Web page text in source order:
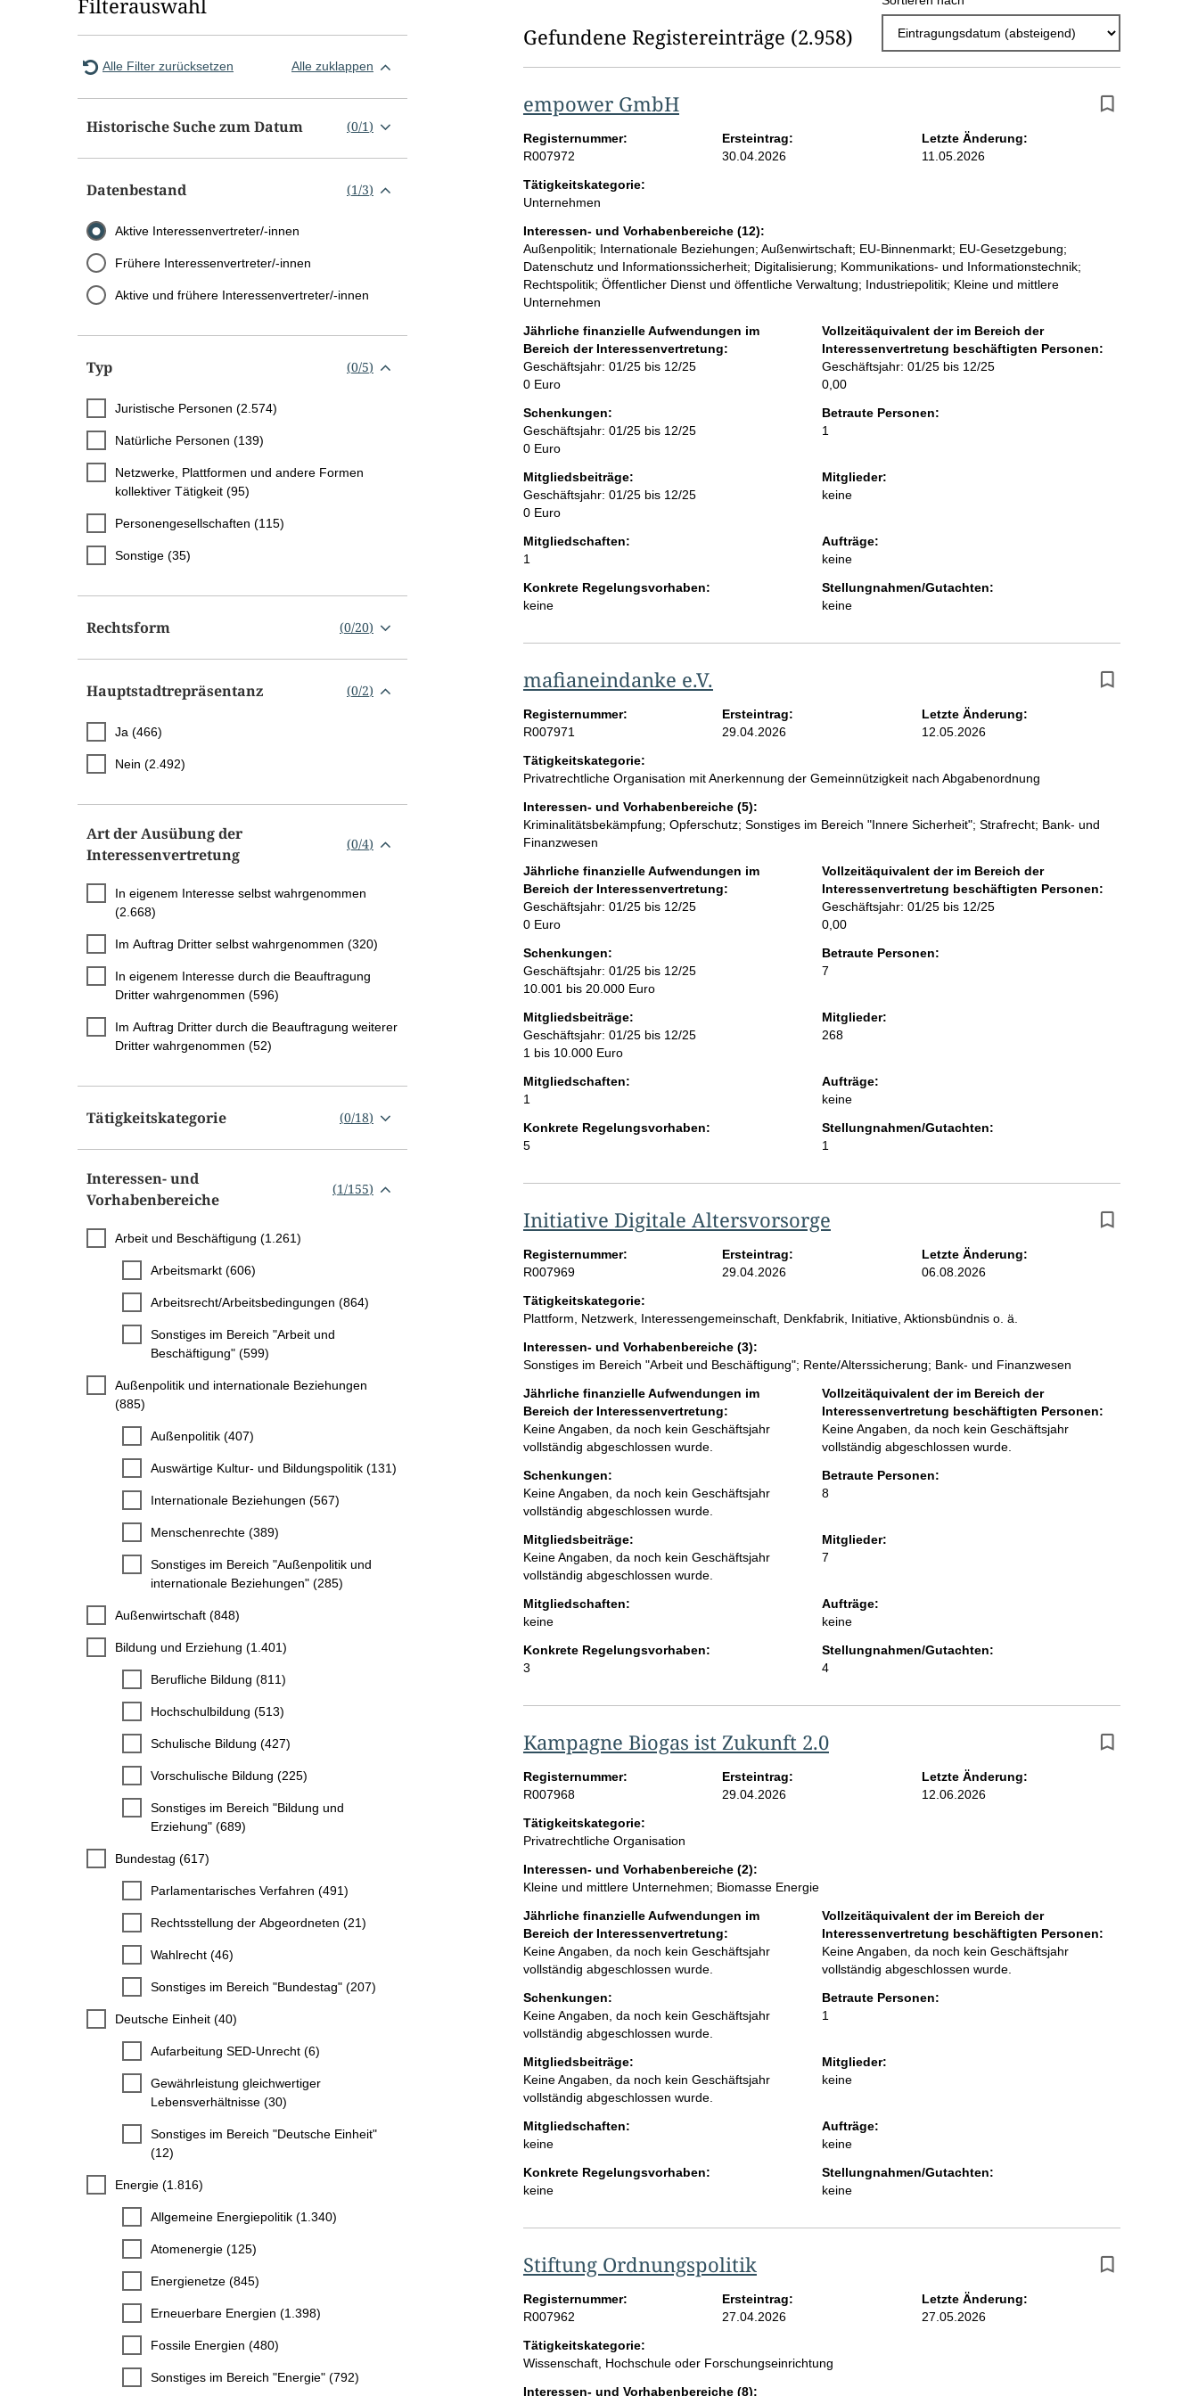
g
e
e
p
o
S
i
e
Filterauswahl
Alle Filter zurücksetzen Alle zuklappen
Historische Suche zum Datum (0/1)
Datenbestand (1/3)
Aktive Interessenvertreter/-innen
Frühere Interessenvertreter/-innen
Aktive und frühere Interessenvertreter/-innen
Typ (0/5)
Juristische Personen (2.574)
Natürliche Personen (139)
Netzwerke, Plattformen und andere Formen
kollektiver Tätigkeit (95)
Personengesellschaften (115)
Sonstige (35)
Rechtsform (0/20)
Hauptstadtrepräsentanz (0/2)
Ja (466)
Nein (2.492)
Art der Ausübung der
Interessenvertretung
(0/4)
In eigenem Interesse selbst wahrgenommen
(2.668)
Im Auftrag Dritter selbst wahrgenommen (320)
In eigenem Interesse durch die Beauftragung
Dritter wahrgenommen (596)
Im Auftrag Dritter durch die Beauftragung weiterer
Dritter wahrgenommen (52)
Tätigkeitskategorie (0/18)
Interessen- und
Vorhabenbereiche
(1/155)
Arbeit und Beschäftigung (1.261)
Arbeitsmarkt (606)
Arbeitsrecht/Arbeitsbedingungen (864)
Sonstiges im Bereich "Arbeit und
Beschäftigung" (599)
Außenpolitik und internationale Beziehungen
(885)
Außenpolitik (407)
Auswärtige Kultur- und Bildungspolitik (131)
Internationale Beziehungen (567)
Menschenrechte (389)
Sonstiges im Bereich "Außenpolitik und
internationale Beziehungen" (285)
Außenwirtschaft (848)
Bildung und Erziehung (1.401)
Berufliche Bildung (811)
Hochschulbildung (513)
Schulische Bildung (427)
Vorschulische Bildung (225)
Sonstiges im Bereich "Bildung und
Erziehung" (689)
Bundestag (617)
Parlamentarisches Verfahren (491)
Rechtsstellung der Abgeordneten (21)
Wahlrecht (46)
Sonstiges im Bereich "Bundestag" (207)
Deutsche Einheit (40)
Aufarbeitung SED-Unrecht (6)
Gewährleistung gleichwertiger
Lebensverhältnisse (30)
Sonstiges im Bereich "Deutsche Einheit"
(12)
Energie (1.816)
Allgemeine Energiepolitik (1.340)
Atomenergie (125)
Energienetze (845)
Erneuerbare Energien (1.398)
Fossile Energien (480)
Sonstiges im Bereich "Energie" (792)
Gefundene Registereinträge (2.958)
empower GmbH
Registernummer:
R007972
Ersteintrag:
30.04.2026
Letzte Änderung:
11.05.2026
Tätigkeitskategorie:
Unternehmen
Interessen- und Vorhabenbereiche (12):
Außenpolitik; Internationale Beziehungen; Außenwirtschaft; EU-Binnenmarkt; EU-Gesetzgebung;
Datenschutz und Informationssicherheit; Digitalisierung; Kommunikations- und Informationstechnik;
Rechtspolitik; Öffentlicher Dienst und öffentliche Verwaltung; Industriepolitik; Kleine und mittlere
Unternehmen
Jährliche finanzielle Aufwendungen im
Bereich der Interessenvertretung:
Geschäftsjahr: 01/25 bis 12/25
0 Euro
Vollzeitäquivalent der im Bereich der
Interessenvertretung beschäftigten Personen:
Geschäftsjahr: 01/25 bis 12/25
0,00
Schenkungen:
Geschäftsjahr: 01/25 bis 12/25
0 Euro
Betraute Personen:
1
Mitgliedsbeiträge:
Geschäftsjahr: 01/25 bis 12/25
0 Euro
Mitglieder:
keine
Mitgliedschaften:
1
Aufträge:
keine
Konkrete Regelungsvorhaben:
keine
Stellungnahmen/Gutachten:
keine
mafianeindanke e.V.
Registernummer:
R007971
Ersteintrag:
29.04.2026
Letzte Änderung:
12.05.2026
Tätigkeitskategorie:
Privatrechtliche Organisation mit Anerkennung der Gemeinnützigkeit nach Abgabenordnung
Interessen- und Vorhabenbereiche (5):
Kriminalitätsbekämpfung; Opferschutz; Sonstiges im Bereich "Innere Sicherheit"; Strafrecht; Bank- und
Finanzwesen
Jährliche finanzielle Aufwendungen im
Bereich der Interessenvertretung:
Geschäftsjahr: 01/25 bis 12/25
0 Euro
Vollzeitäquivalent der im Bereich der
Interessenvertretung beschäftigten Personen:
Geschäftsjahr: 01/25 bis 12/25
0,00
Schenkungen:
Geschäftsjahr: 01/25 bis 12/25
10.001 bis 20.000 Euro
Betraute Personen:
7
Mitgliedsbeiträge:
Geschäftsjahr: 01/25 bis 12/25
1 bis 10.000 Euro
Mitglieder:
268
Mitgliedschaften:
1
Aufträge:
keine
Konkrete Regelungsvorhaben:
5
Stellungnahmen/Gutachten:
1
Initiative Digitale Altersvorsorge
Registernummer:
R007969
Ersteintrag:
29.04.2026
Letzte Änderung:
06.08.2026
Tätigkeitskategorie:
Plattform, Netzwerk, Interessengemeinschaft, Denkfabrik, Initiative, Aktionsbündnis o. ä.
Interessen- und Vorhabenbereiche (3):
Sonstiges im Bereich "Arbeit und Beschäftigung"; Rente/Alterssicherung; Bank- und Finanzwesen
Jährliche finanzielle Aufwendungen im
Bereich der Interessenvertretung:
Keine Angaben, da noch kein Geschäftsjahr
vollständig abgeschlossen wurde.
Vollzeitäquivalent der im Bereich der
Interessenvertretung beschäftigten Personen:
Keine Angaben, da noch kein Geschäftsjahr
vollständig abgeschlossen wurde.
Schenkungen:
Keine Angaben, da noch kein Geschäftsjahr
vollständig abgeschlossen wurde.
Betraute Personen:
8
Mitgliedsbeiträge:
Keine Angaben, da noch kein Geschäftsjahr
vollständig abgeschlossen wurde.
Mitglieder:
7
Mitgliedschaften:
keine
Aufträge:
keine
Konkrete Regelungsvorhaben:
3
Stellungnahmen/Gutachten:
4
Kampagne Biogas ist Zukunft 2.0
Registernummer:
R007968
Ersteintrag:
29.04.2026
Letzte Änderung:
12.06.2026
Tätigkeitskategorie:
Privatrechtliche Organisation
Interessen- und Vorhabenbereiche (2):
Kleine und mittlere Unternehmen; Biomasse Energie
Jährliche finanzielle Aufwendungen im
Bereich der Interessenvertretung:
Keine Angaben, da noch kein Geschäftsjahr
vollständig abgeschlossen wurde.
Vollzeitäquivalent der im Bereich der
Interessenvertretung beschäftigten Personen:
Keine Angaben, da noch kein Geschäftsjahr
vollständig abgeschlossen wurde.
Schenkungen:
Keine Angaben, da noch kein Geschäftsjahr
vollständig abgeschlossen wurde.
Betraute Personen:
1
Mitgliedsbeiträge:
Keine Angaben, da noch kein Geschäftsjahr
vollständig abgeschlossen wurde.
Mitglieder:
keine
Mitgliedschaften:
keine
Aufträge:
keine
Konkrete Regelungsvorhaben:
keine
Stellungnahmen/Gutachten:
keine
Stiftung Ordnungspolitik
Registernummer:
R007962
Ersteintrag:
27.04.2026
Letzte Änderung:
27.05.2026
Tätigkeitskategorie:
Wissenschaft, Hochschule oder Forschungseinrichtung
Interessen- und Vorhabenbereiche (8):